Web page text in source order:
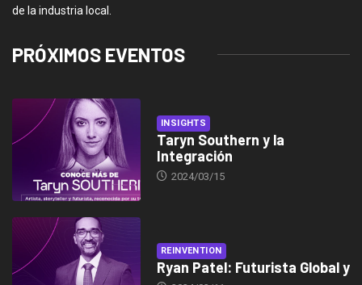
de la industria local.
PRÓXIMOS EVENTOS
INSIGHTS
Taryn Southern y la
Integración
2024/03/15
REINVENTION
Ryan Patel: Futurista Global y